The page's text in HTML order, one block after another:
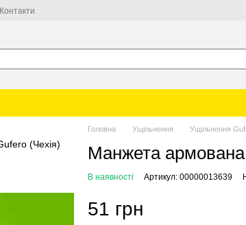
Контакти
Головна Ущільнення Ущільнення
Манжета
В наявності Артикул: 00000013639
51 грн